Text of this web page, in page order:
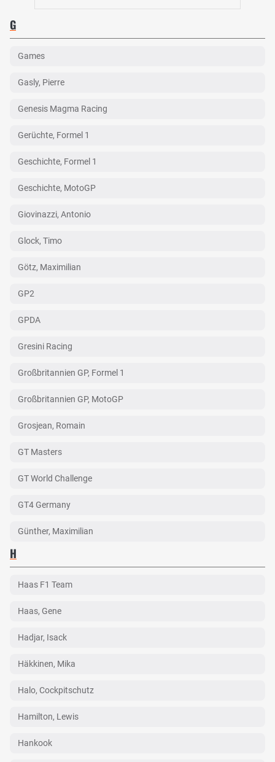
G
Games
Gasly, Pierre
Genesis Magma Racing
Gerüchte, Formel 1
Geschichte, Formel 1
Geschichte, MotoGP
Giovinazzi, Antonio
Glock, Timo
Götz, Maximilian
GP2
GPDA
Gresini Racing
Großbritannien GP, Formel 1
Großbritannien GP, MotoGP
Grosjean, Romain
GT Masters
GT World Challenge
GT4 Germany
Günther, Maximilian
H
Haas F1 Team
Haas, Gene
Hadjar, Isack
Häkkinen, Mika
Halo, Cockpitschutz
Hamilton, Lewis
Hankook